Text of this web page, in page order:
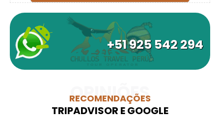
+51 925 542 294
OPINIÕES
RECOMENDAÇÕES
TRIPADVISOR E GOOGLE